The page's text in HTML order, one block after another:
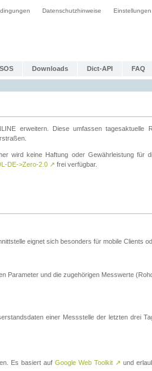
Datenschutzhinweise Einstellungen
SOS Downloads Dict-API FAQ
erweitern. Diese umfassen tagesaktuelle
wird keine Haftung oder Gewährleistung für
DE->Zero-2.0 ↗ frei verfügbar.
eignet sich besonders für mobile Clients
Parameter und die zugehörigen Messwerte
einer Messstelle der letzten drei
Es basiert auf Google Web Toolkit ↗ und